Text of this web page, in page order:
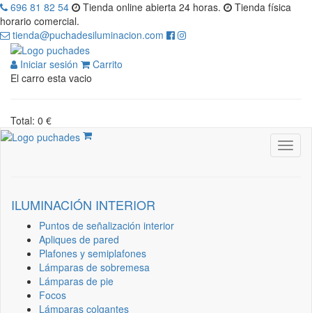
696 81 82 54 Tienda online abierta 24 horas.
Tienda física
horario comercial.
tienda@puchadesiluminacion.com
Iniciar sesión
Carrito
El carro esta vacio
Total: 0 €
ILUMINACIÓN INTERIOR
Puntos de señalización interior
Apliques de pared
Plafones y semiplafones
Lámparas de sobremesa
Lámparas de pie
Focos
Lámparas colgantes